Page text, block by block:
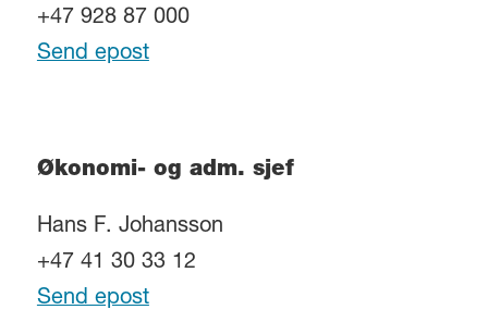
+47 928 87 000
Send epost
Økonomi- og adm. sjef
Hans F. Johansson
+47 41 30 33 12
Send epost